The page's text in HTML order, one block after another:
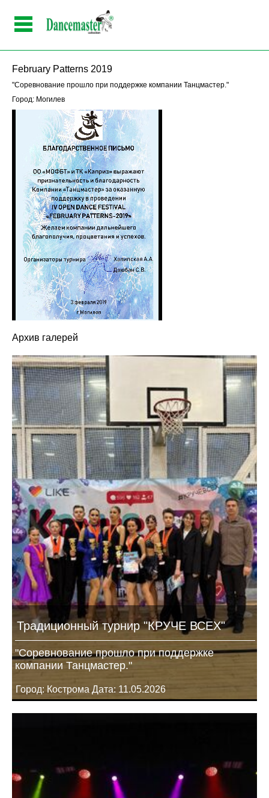
February Patterns 2019
"Соревнование прошло при поддержке компании Танцмастер."
Город: Могилев
Архив галерей
Традиционный турнир "КРУЧЕ ВСЕХ"
"Соревнование прошло при поддержке
компании Танцмастер."
Город: Кострома Дата: 11.05.2026